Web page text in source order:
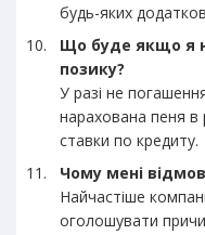
будь-яких
Що буде якщо я
позику?
У разі не
нарахована пеня в
ставки по кредиту.
Чому мені
Найчастіше
оголошувати